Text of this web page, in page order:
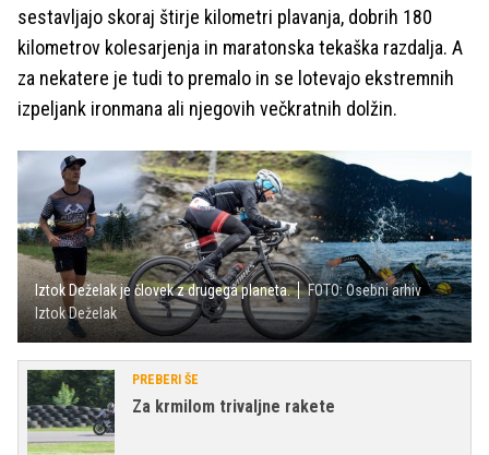
sestavljajo skoraj štirje kilometri plavanja, dobrih 180
kilometrov kolesarjenja in maratonska tekaška razdalja. A
za nekatere je tudi to premalo in se lotevajo ekstremnih
izpeljank ironmana ali njegovih večkratnih dolžin.
Iztok Deželak je človek z drugega planeta.
FOTO: Osebni arhiv
Iztok Deželak
PREBERI ŠE
Za krmilom trivaljne rakete